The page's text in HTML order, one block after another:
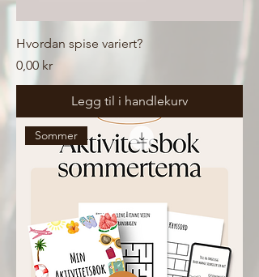
Hvordan spise variert?
Pris
0,00 kr
Legg til i handlekurv
Sommer